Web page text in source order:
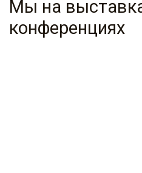
Мы на
конференциях